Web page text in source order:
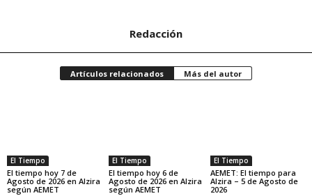
Redacción
Artículos relacionados Más del autor
El Tiempo
El tiempo hoy 7 de
Agosto de 2026 en Alzira
según AEMET
El Tiempo
El tiempo hoy 6 de
Agosto de 2026 en Alzira
según AEMET
El Tiempo
AEMET: El tiempo para
Alzira – 5 de Agosto de
2026